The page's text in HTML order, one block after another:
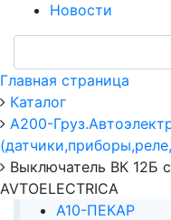
Новости
Главная страница
Каталог
А200-
Выключатель ВК 12Б
AVTOELECTRICA
А10-ПЕКАР